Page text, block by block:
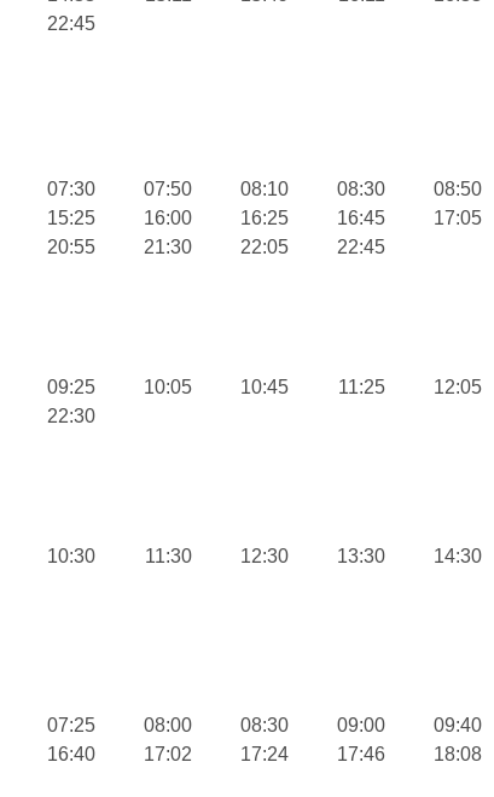
22:45
07:30 07:50 08:10 08:30 08:50
15:25 16:00 16:25 16:45 17:05
20:55 21:30 22:05 22:45
09:25 10:05 10:45 11:25 12:05
22:30
10:30 11:30 12:30 13:30 14:30
07:25 08:00 08:30 09:00 09:40
16:40 17:02 17:24 17:46 18:08